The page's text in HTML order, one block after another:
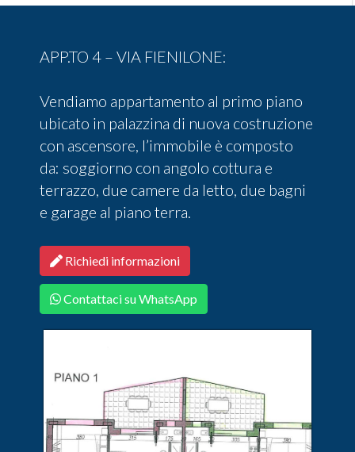
APP.TO 4 – VIA FIENILONE:
Vendiamo appartamento al primo piano
ubicato in palazzina di nuova costruzione
con ascensore, l’immobile è composto
da: soggiorno con angolo cottura e
terrazzo, due camere da letto, due bagni
e garage al piano terra.
Richiedi informazioni
Contattaci su WhatsApp